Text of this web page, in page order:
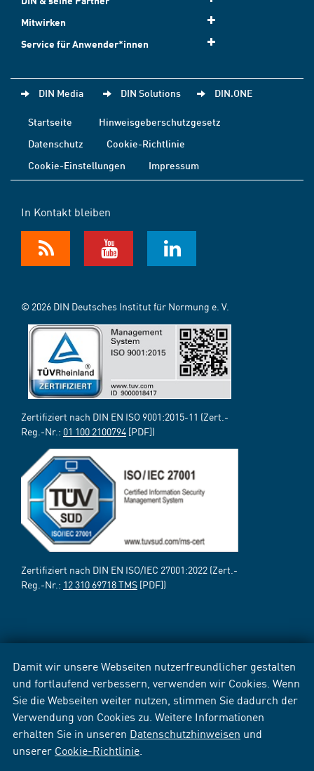
Damit wir unsere Webseiten nutzerfreundlicher gestalten
und fortlaufend verbessern, verwenden wir Cookies. Wenn
Sie die Webseiten weiter nutzen, stimmen Sie dadurch der
Verwendung von Cookies zu. Weitere Informationen
erhalten Sie in unseren Datenschutzhinweisen und
unserer Cookie-Richtlinie
Mitwirken
Service für Anwender*innen
DIN Media DIN Solutions DIN.ONE
Startseite
Hinweisgeberschutzgesetz
Datenschutz
Cookie-Richtlinie
Cookie-Einstellungen
Impressum
In Kontakt bleiben
© 2026 DIN Deutsches Institut für Normung e. V.
Zertifiziert nach DIN EN ISO 9001:2015-11 (Zert.-
Reg.-Nr.: 01 100 2100794 [PDF])
Zertifiziert nach DIN EN ISO/IEC 27001:2022 (Zert.-
Reg.-Nr.: 12 310 69718 TMS [PDF])